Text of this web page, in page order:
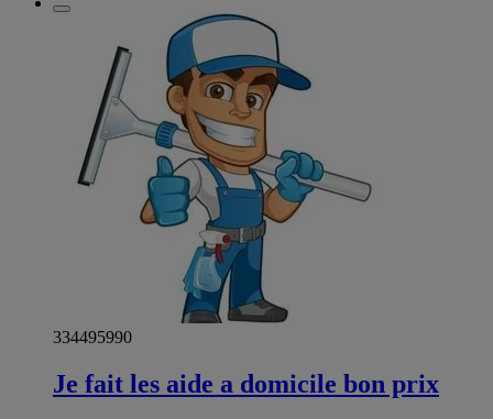
334495990
Je fait les aide a domicile bon prix